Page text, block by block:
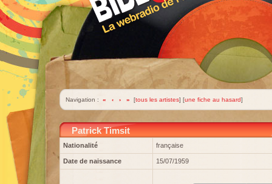
Navigation : « ‹ › » [tous les artistes] [une fiche au hasard]
Patrick Timsit
Nationalité française
Date de naissance 15/07/1959